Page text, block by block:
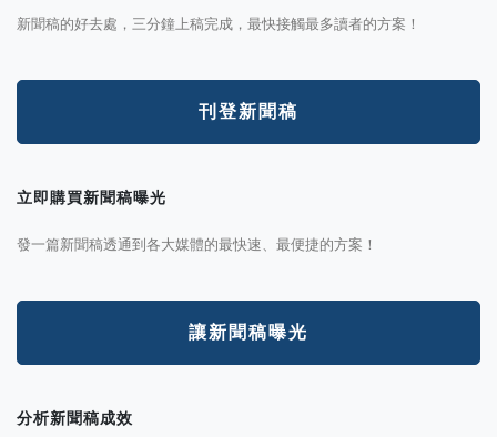
新聞稿的好去處，三分鐘上稿完成，最快接觸最多讀者的方案！
刊登新聞稿
立即購買新聞稿曝光
發一篇新聞稿透通到各大媒體的最快速、最便捷的方案！
讓新聞稿曝光
分析新聞稿成效